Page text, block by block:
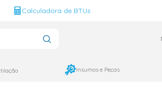
Calculadora de BTUs
Insumos e Peças